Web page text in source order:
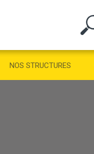
NOS STRUCTURES